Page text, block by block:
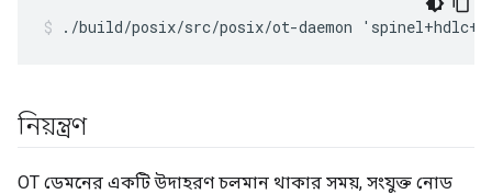
./build/posix/src/posix/ot-daemon
নিয়ন্ত্রণ
OT ডেমনের একটি উদাহরণ চলমান থাকার সময়, সংযুক্ত নোড